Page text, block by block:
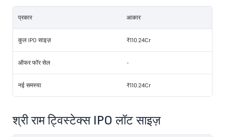
प्रकार आकार
कुल IPO साइज़ ₹110.24Cr
ऑफर फॉर सेल -
नई समस्या ₹110.24Cr
श्री राम ट्विस्टेक्स IPO लॉट साइज़